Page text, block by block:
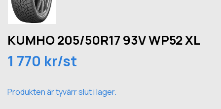
KUMHO 205/50R17 93V WP52 XL
1 770 kr/st
Produkten är tyvärr slut i lager.